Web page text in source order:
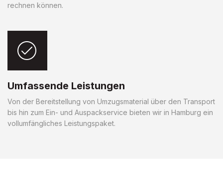
rechnen können.
Umfassende Leistungen
Von der Bereitstellung von Umzugsmaterial über den Transport
bis hin zum Ein- und Auspackservice bieten wir in Hamburg ein
vollumfängliches Leistungspaket.